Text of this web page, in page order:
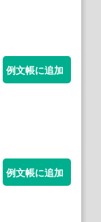
例文帳に追加
例文帳に追加